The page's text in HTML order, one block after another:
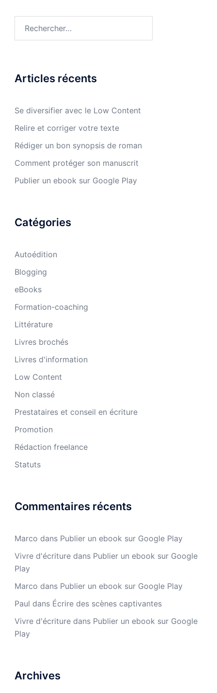
Articles récents
Se diversifier avec le Low Content
Relire et corriger votre texte
Rédiger un bon synopsis de roman
Comment protéger son manuscrit
Publier un ebook sur Google Play
Catégories
Autoédition
Blogging
eBooks
Formation-coaching
Littérature
Livres brochés
Livres d'information
Low Content
Non classé
Prestataires et conseil en écriture
Promotion
Rédaction freelance
Statuts
Commentaires récents
Marco dans Publier un ebook sur Google Play
Vivre d'écriture dans Publier un ebook sur Google
Play
Marco dans Publier un ebook sur Google Play
Paul dans Écrire des scènes captivantes
Vivre d'écriture dans Publier un ebook sur Google
Play
Archives